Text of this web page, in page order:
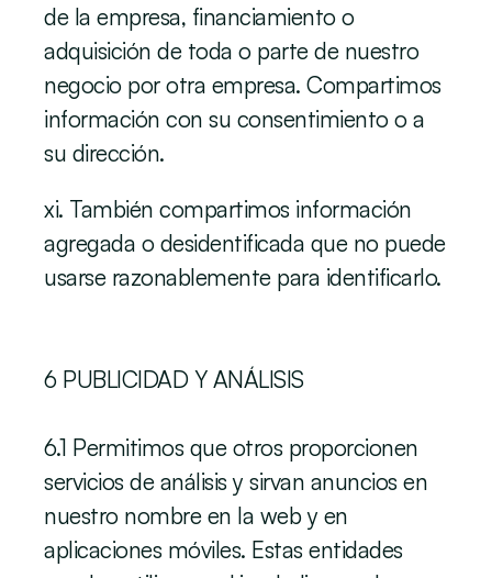
de la empresa, financiamiento o
adquisición de toda o parte de nuestro
negocio por otra empresa. Compartimos
información con su consentimiento o a
su dirección.
xi. También compartimos información
agregada o desidentificada que no puede
usarse razonablemente para identificarlo.
‍6 PUBLICIDAD Y ANÁLISIS
6.1 Permitimos que otros proporcionen
servicios de análisis y sirvan anuncios en
nuestro nombre en la web y en
aplicaciones móviles. Estas entidades